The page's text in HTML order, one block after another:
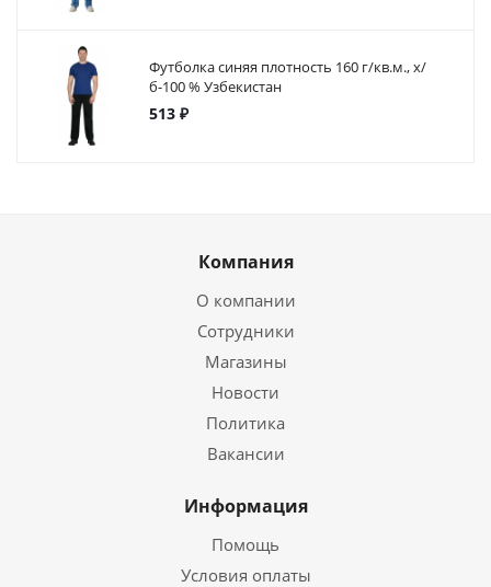
Футболка синяя плотность 160 г/кв.м., х/
б-100 % Узбекистан
513 ₽
Компания
О компании
Сотрудники
Магазины
Новости
Политика
Вакансии
Информация
Помощь
Условия оплаты